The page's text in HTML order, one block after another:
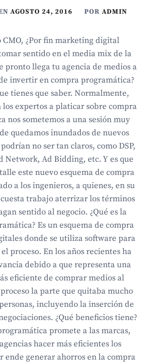
AGOSTO 24, 2016 POR ADMIN
CMO, ¿Por fin marketing digital
sentido en el media mix de la
pronto llega tu agencia de medios a
invertir en compra programática?
tienes que saber. Normalmente,
expertos a platicar sobre compra
nos sometemos a una sesión muy
quedamos inundados de nuevos
no ser tan claros, como DSP,
Network, Ad Bidding, etc. Y es que
este nuevo esquema de compra
a los ingenieros, a quienes, en su
trabajo aterrizar los términos
sentido al negocio. ¿Qué es la
Es un esquema de compra
donde se utiliza software para
proceso. En los años recientes ha
debido a que representa una
eficiente de comprar medios al
la parte que quitaba mucho
incluyendo la inserción de
¿Qué beneficios tiene?
promete a las marcas,
hacer más eficientes los
ende generar ahorros en la compra